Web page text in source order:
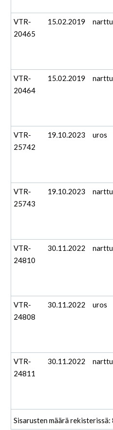
VTR-
20465
15.02.2019 narttu
VTR-
20464
15.02.2019 narttu
VTR-
25742
19.10.2023 uros
VTR-
25743
19.10.2023 narttu
VTR-
24810
30.11.2022 narttu
VTR-
24808
30.11.2022 uros
VTR-
24811
30.11.2022 narttu
Sisarusten määrä rekisterissä: